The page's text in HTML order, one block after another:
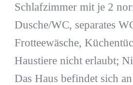
Schlafzimmer mit je 2
Dusche/WC, separates
Frotteewäsche,
Haustiere nicht erlaubt;
Das Haus befindet sich